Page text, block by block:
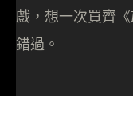
戲，想一次買齊
錯過。